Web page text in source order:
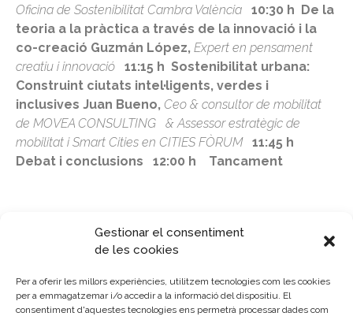
Gestionar el consentiment
de les cookies
Per a oferir les millors experiències, utilitzem tecnologies com les cookies
per a emmagatzemar i/o accedir a la informació del dispositiu. El
consentiment d'aquestes tecnologies ens permetrà processar dades com
Oficina de Sostenibilitat Cambra València
10:30 h De la
teoria a la pràctica a través de la innovació i la
co-creació Guzmán López, Expert en pensament
creatiu iinnovació 11:15 h Sostenibilitat urbana:
Construint ciutats intel·ligents, verdes i
inclusives Juan Bueno, Ceo & consultor de mobilitat
de MOVEA CONSULTING & Assessor estratègic de
mobilitat i Smart Cities en CITIES FÒRUM
11:45 h
Debat i conclusions 12:00 h Tancament
LLOC DE CELEBRACIÓ
Mancomunitat Intermunicipal de Horta Sud